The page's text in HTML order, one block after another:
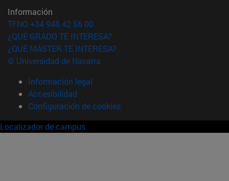
Información
TFNO +34 948 42 56 00
¿QUÉ GRADO TE INTERESA?
¿QUÉ MÁSTER TE INTERESA?
© Universidad de Navarra
Información legal
Accesibilidad
Configuración de cookies
Localizador de campus